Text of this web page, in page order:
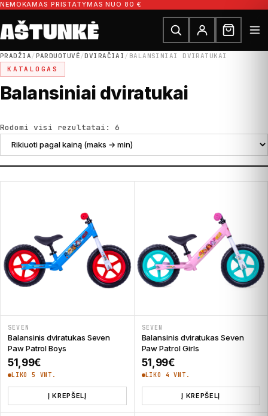
Pereiti prie turinio
NEMOKAMAS PRISTATYMAS NUO 80 €
Ieškoti dalių
Ieškoti
PRADŽIA/PARDUOTUVĖ/DVIRAČIAI / BALANSINIAI DVIRATUKAI
KATALOGAS
Balansiniai dviratukai
Rodomi visi rezultatai: 6
SEVEN
Balansinis dviratukas Seven
Paw Patrol Boys
51,99€
LIKO 5 VNT.
Į KREPŠELĮ
SEVEN
Balansinis dviratukas Seven
Paw Patrol Girls
51,99€
LIKO 4 VNT.
Į KREPŠELĮ